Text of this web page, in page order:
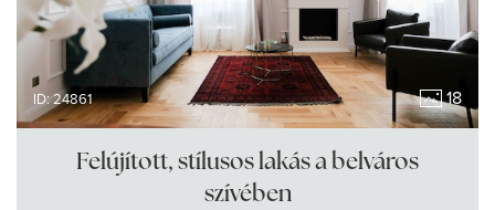
ID: 24861 18
Felújított, stílusos lakás a belváros
szívében